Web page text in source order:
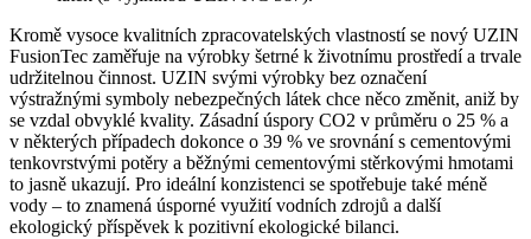
Kromě vysoce kvalitních zpracovatelských vlastností se nový UZIN
FusionTec zaměřuje na výrobky šetrné k životnímu prostředí a trvale
udržitelnou činnost. UZIN svými výrobky bez označení
výstražnými symboly nebezpečných látek chce něco změnit, aniž by
se vzdal obvyklé kvality. Zásadní úspory CO2 v průměru o 25 % a
v některých případech dokonce o 39 % ve srovnání s cementovými
tenkovrstvými potěry a běžnými cementovými stěrkovými hmotami
to jasně ukazují. Pro ideální konzistenci se spotřebuje také méně
vody – to znamená úsporné využití vodních zdrojů a další
ekologický příspěvek k pozitivní ekologické bilanci.